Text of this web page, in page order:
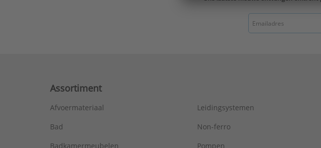
Waterinhoud:
0,8 l/m
leiding wit S 40x4,0
Assortiment
Afvoermateriaal
Bad
Badkamermeubelen
Leidingsystemen
Non-ferro
Pompen